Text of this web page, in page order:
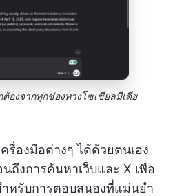
องจากทุกช่องทางโซเชียลมีเดีย
รื่องมือต่างๆ ได้ด้วยตนเอง
ถึงการค้นหาเว็บและ X เพื่อ
หรับการตอบสนองที่แม่นยำ